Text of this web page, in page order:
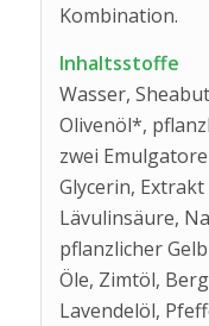
Kombination.
Inhaltsstoffe
Wasser,
Olivenöl*,
zwei
Glycerin,
Lävulinsäure,
pflanzlicher
Öle, Zimtöl,
Lavendelöl,